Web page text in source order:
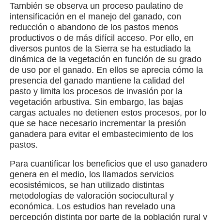
También se observa un proceso paulatino de
intensificación en el manejo del ganado, con
reducción o abandono de los pastos menos
productivos o de más difícil acceso. Por ello, en
diversos puntos de la Sierra se ha estudiado la
dinámica de la vegetación en función de su grado
de uso por el ganado. En ellos se aprecia cómo la
presencia del ganado mantiene la calidad del
pasto y limita los procesos de invasión por la
vegetación arbustiva. Sin embargo, las bajas
cargas actuales no detienen estos procesos, por lo
que se hace necesario incrementar la presión
ganadera para evitar el embastecimiento de los
pastos.
Para cuantificar los beneficios que el uso ganadero
genera en el medio, los llamados servicios
ecosistémicos, se han utilizado distintas
metodologías de valoración sociocultural y
económica. Los estudios han revelado una
percepción distinta por parte de la población rural y